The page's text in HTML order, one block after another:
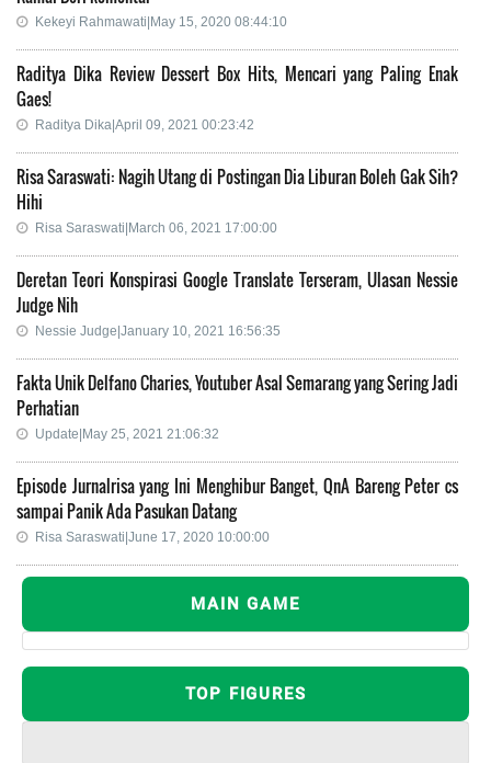
Kekeyi Rahmawati|May 15, 2020 08:44:10
Raditya Dika Review Dessert Box Hits, Mencari yang Paling Enak
Gaes!
Raditya Dika|April 09, 2021 00:23:42
Risa Saraswati: Nagih Utang di Postingan Dia Liburan Boleh Gak Sih?
Hihi
Risa Saraswati|March 06, 2021 17:00:00
Deretan Teori Konspirasi Google Translate Terseram, Ulasan Nessie
Judge Nih
Nessie Judge|January 10, 2021 16:56:35
Fakta Unik Delfano Charies, Youtuber Asal Semarang yang Sering Jadi
Perhatian
Update|May 25, 2021 21:06:32
Episode Jurnalrisa yang Ini Menghibur Banget, QnA Bareng Peter cs
sampai Panik Ada Pasukan Datang
Risa Saraswati|June 17, 2020 10:00:00
MAIN GAME
TOP FIGURES